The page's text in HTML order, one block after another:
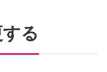
る